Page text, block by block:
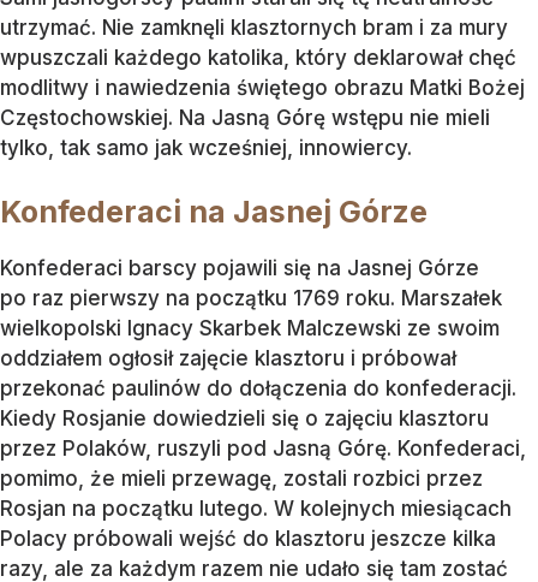
utrzymać. Nie zamknęli klasztornych bram i za mury
wpuszczali każdego katolika, który deklarował chęć
modlitwy i nawiedzenia świętego obrazu Matki Bożej
Częstochowskiej. Na Jasną Górę wstępu nie mieli
tylko, tak samo jak wcześniej, innowiercy.
Konfederaci na Jasnej Górze
Konfederaci barscy pojawili się na Jasnej Górze
po raz pierwszy na początku 1769 roku. Marszałek
wielkopolski Ignacy Skarbek Malczewski ze swoim
oddziałem ogłosił zajęcie klasztoru i próbował
przekonać paulinów do dołączenia do konfederacji.
Kiedy Rosjanie dowiedzieli się o zajęciu klasztoru
przez Polaków, ruszyli pod Jasną Górę. Konfederaci,
pomimo, że mieli przewagę, zostali rozbici przez
Rosjan na początku lutego. W kolejnych miesiącach
Polacy próbowali wejść do klasztoru jeszcze kilka
razy, ale za każdym razem nie udało się tam zostać